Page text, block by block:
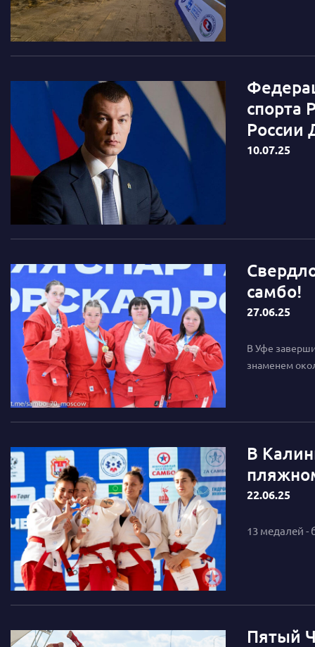
спорта
России
10.07.25
самбо!
27.06.25
В Уфе
знаменем
В
22.06.25
13 медалей -
Пятый